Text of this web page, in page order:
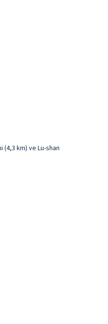
(4,3 km) ve Lu-shan